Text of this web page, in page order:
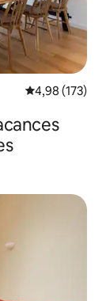
Évaluation
4,98 (173)